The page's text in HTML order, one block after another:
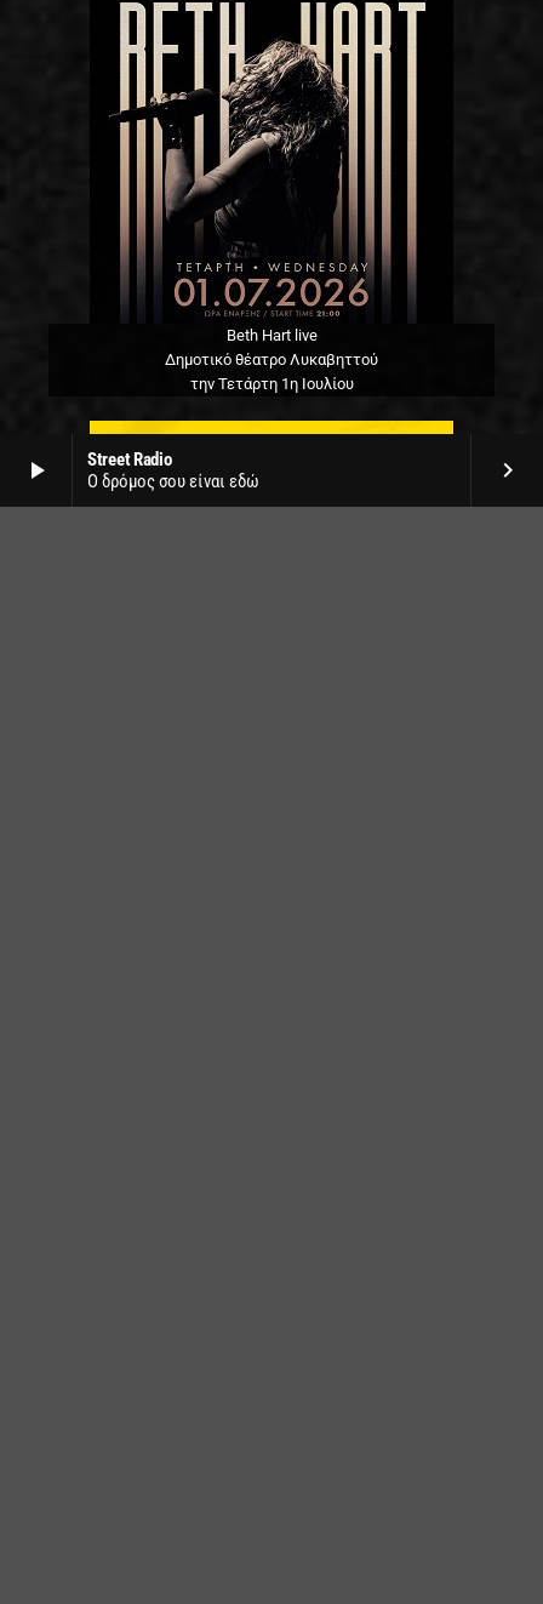
play_arrow
Street Radio
Ο δρόμος σου είναι εδώ
keyboard_arrow_right
Beth Hart live
Δημοτικό θέατρο Λυκαβηττού
την Τετάρτη 1η Ιουλίου